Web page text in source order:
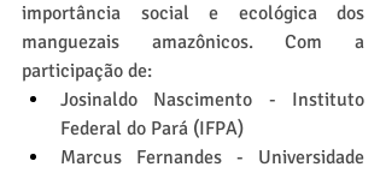
importância social e ecológica dos
manguezais amazônicos. Com a
participação de:
Josinaldo Nascimento - Instituto
Federal do Pará (IFPA)
Marcus Fernandes - Universidade